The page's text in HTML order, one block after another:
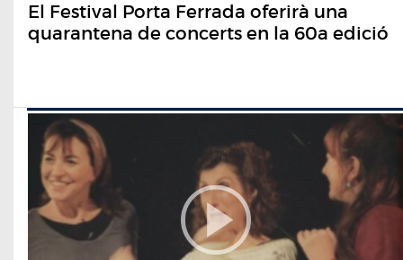
El Festival Porta Ferrada oferirà una
quarantena de concerts en la 60a edició